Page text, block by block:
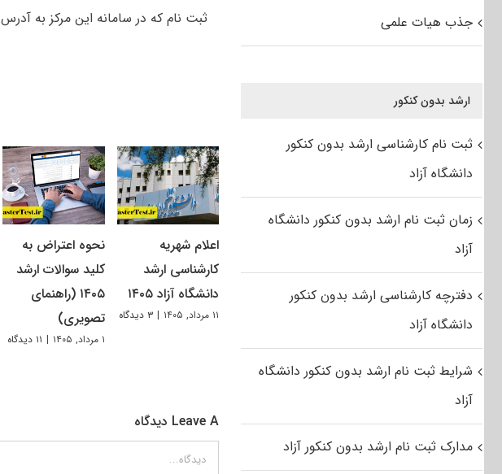
ثبت نام که در سامانه این مرکز به آدرس sanjesh.iau.ac.ir قرار گرفته است را مطالعه نمایند .
اعلام شهریه
کارشناسی ارشد
دانشگاه آزاد ۱۴۰۵
۱۱ مرداد, ۱۴۰۵ | ۳ دیدگاه
نحوه اعتراض به
کلید سوالات ارشد
۱۴۰۵ (راهنمای
تصویری)
۱ مرداد, ۱۴۰۵ | ۱۱ دیدگاه
Leave A دیدگاه
دیدگاه
جذب هیات علمی
ارشد بدون کنکور
ثبت نام کارشناسی ارشد بدون کنکور
دانشگاه آزاد
زمان ثبت نام ارشد بدون کنکور دانشگاه
آزاد
دفترچه کارشناسی ارشد بدون کنکور
دانشگاه آزاد
شرایط ثبت نام ارشد بدون کنکور دانشگاه
آزاد
مدارک ثبت نام ارشد بدون کنکور آزاد